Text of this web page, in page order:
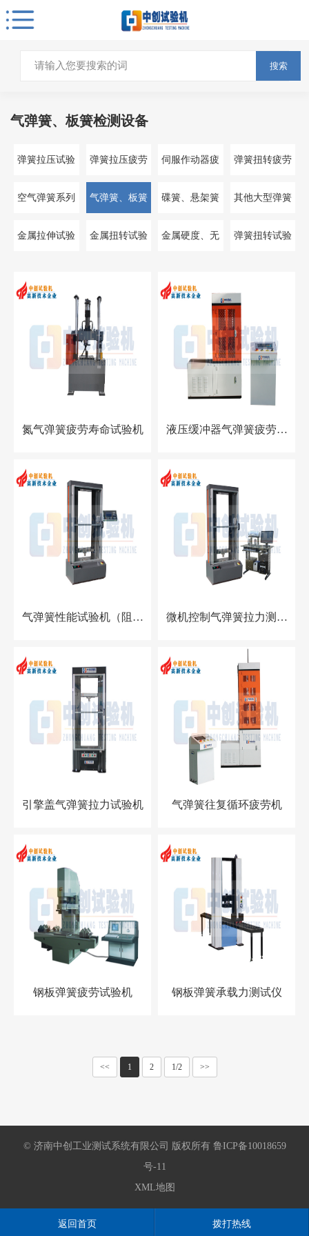
搜索
气弹簧、板簧检测设备
弹簧拉压试验
机
弹簧拉压疲劳
试验机
伺服作动器疲
劳试验机
弹簧扭转疲劳
试验机
空气弹簧系列 气弹簧、板簧
检测设备
碟簧、悬架簧
测试机
其他大型弹簧
测试仪
金属拉伸试验 金属扭转试验 金属硬度、无 弹簧扭转试验
氮气弹簧疲劳寿命试验机
液压缓冲器气弹簧疲劳寿
气弹簧性能试验机（阻尼
微机控制气弹簧拉力测试
引擎盖气弹簧拉力试验机 气弹簧往复循环疲劳机
钢板弹簧疲劳试验机 钢板弹簧承载力测试仪
<< 1 2 1/2 >>
© 济南中创工业测试系统有限公司 版权所有 鲁ICP备10018659
号-11
XML地图
返回首页 拨打热线